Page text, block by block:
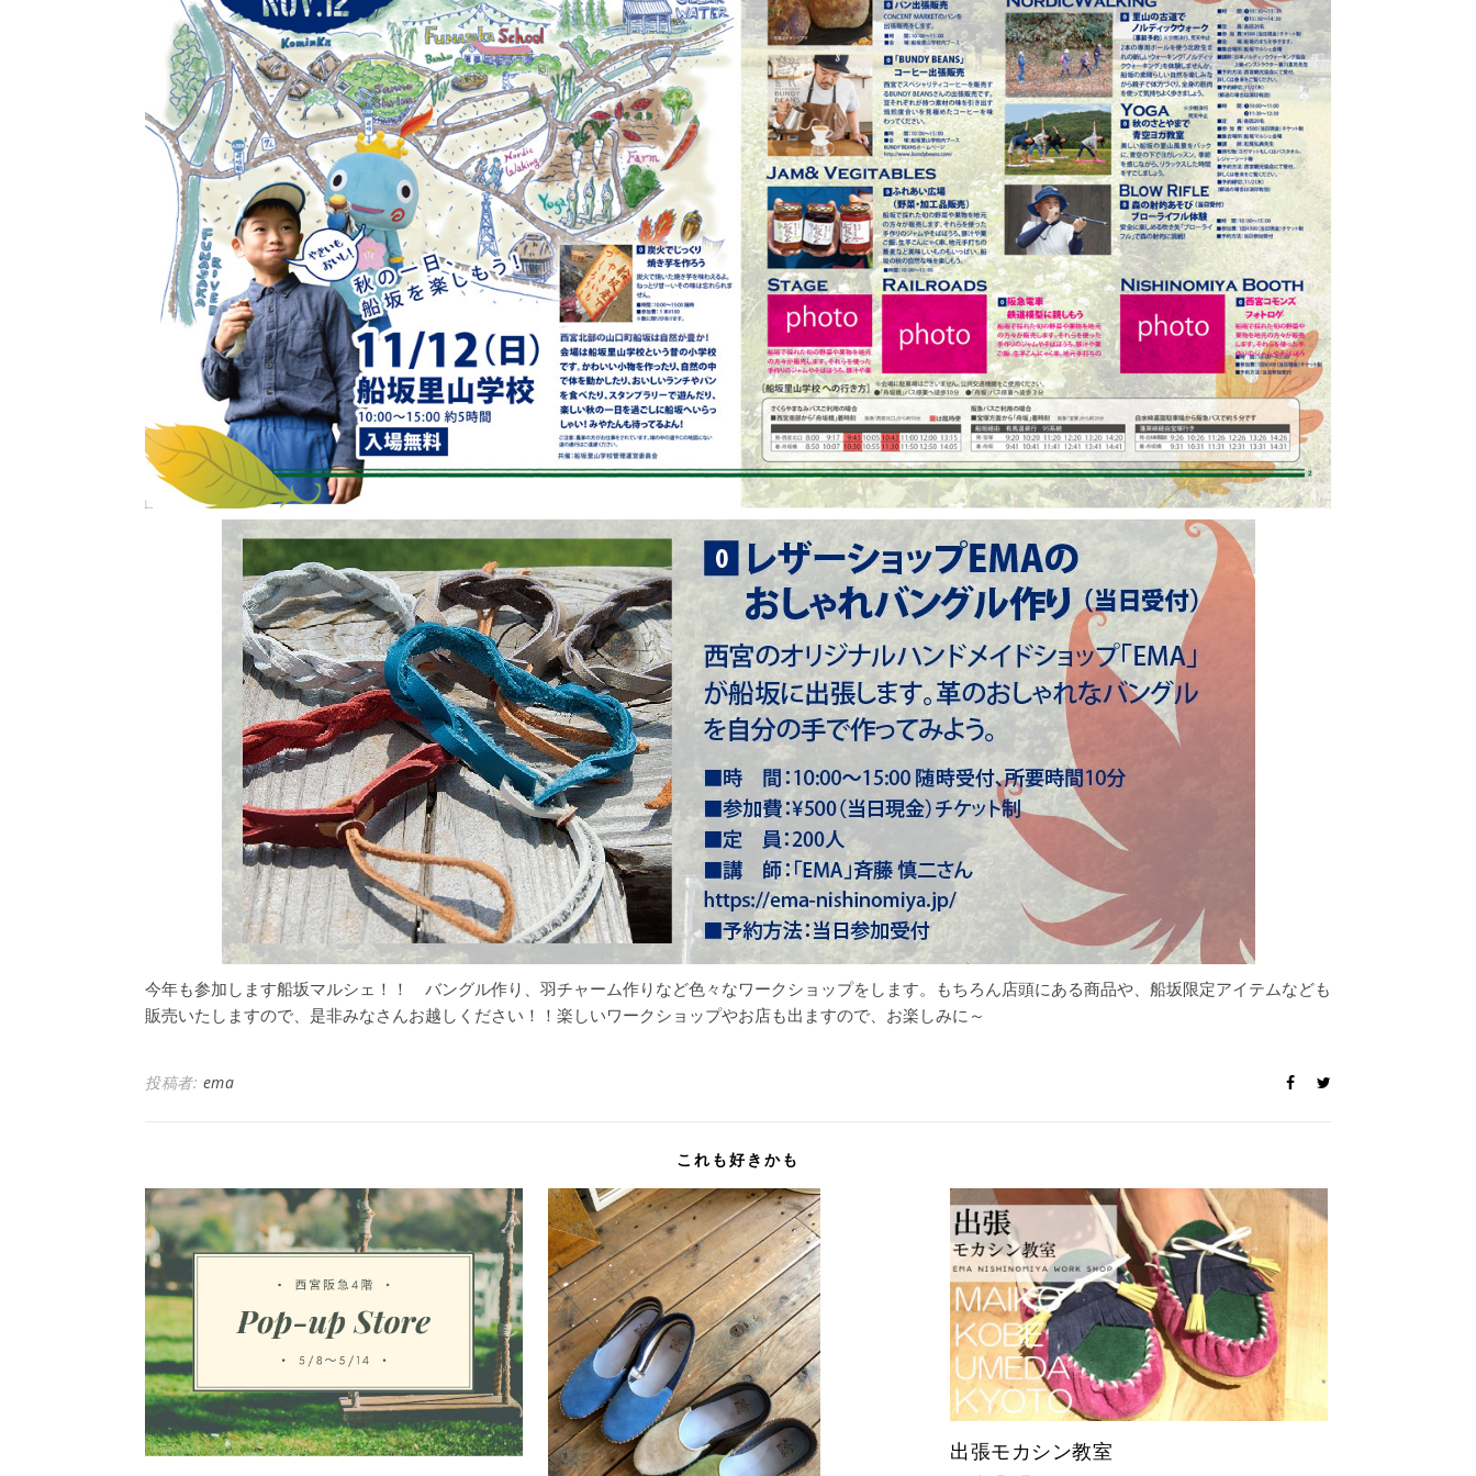
今年も参加します船坂マルシェ！！ バングル作り、羽チャーム作りなど色々なワークショップをします。もちろん店頭にある商品や、船坂限定アイテムなども
販売いたしますので、是非みなさんお越しください！！楽しいワークショップやお店も出ますので、お楽しみに～
投稿者: ema
これも好きかも
出張モカシン教室